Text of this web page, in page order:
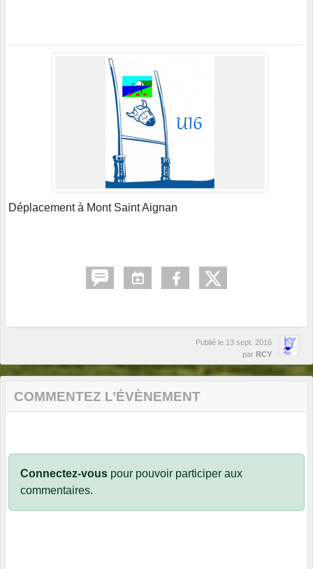
Déplacement à Mont Saint Aignan
Publié le 13 sept. 2016
par RCY
COMMENTEZ L’ÉVÈNEMENT
Connectez-vous pour pouvoir participer aux
commentaires.